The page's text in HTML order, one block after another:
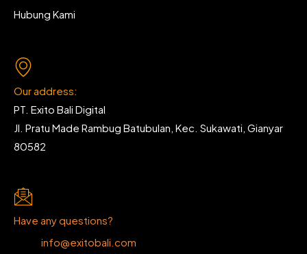
Hubung Kami
Our address:
PT. Exito Bali Digital
Jl. Pratu Made Rambug Batubulan, Kec. Sukawati, Gianyar
80582
Have any questions?
info@exitobali.com